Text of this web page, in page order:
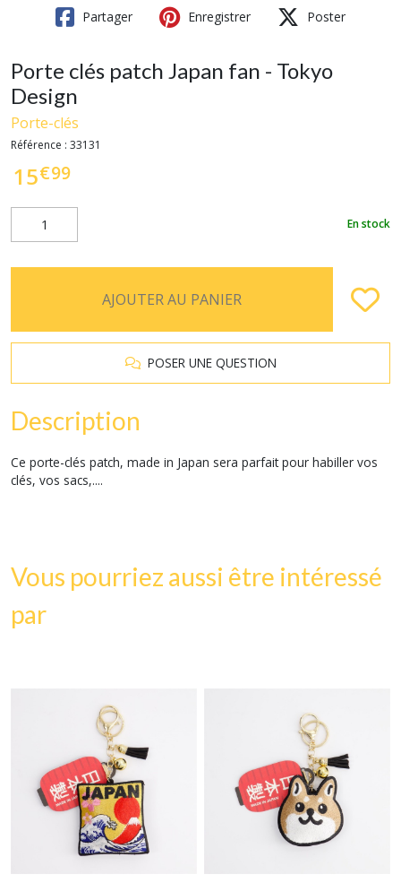
Partager Enregistrer Poster
Porte clés patch Japan fan - Tokyo
Design
Porte-clés
Référence : 33131
15€99
En stock
AJOUTER AU PANIER
POSER UNE QUESTION
Description
Ce porte-clés patch, made in Japan sera parfait pour habiller vos
clés, vos sacs,....
Vous pourriez aussi être intéressé
par